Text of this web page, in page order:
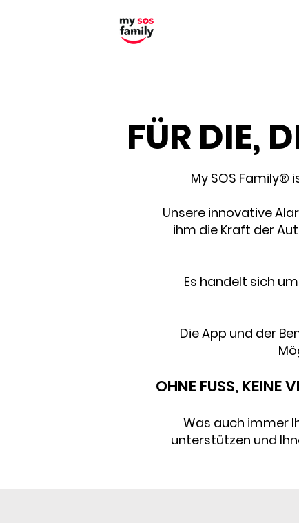
FÜR DIE,
My SOS
Unsere innovative
ihm die Kraft der
Es handelt sich
Die App und der
OHNE FUSS, KEINE
Was auch immer
unterstützen und